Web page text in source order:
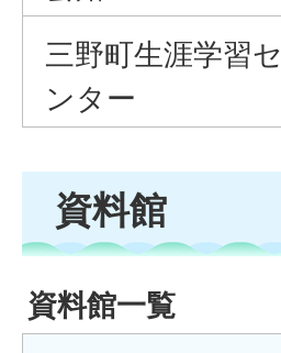
三野町生涯学習セ
ンター
資料館
資料館一覧